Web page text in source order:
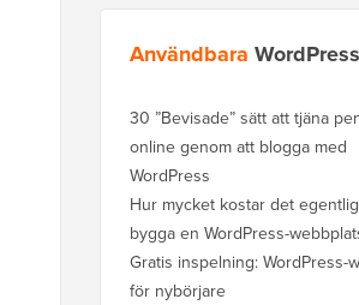
Användbara
30 ”Bevisade” sätt att tjäna
online genom att blogga med
WordPress
Hur mycket kostar det
bygga en WordPress-
Gratis inspelning: WordPress-
för nybörjare